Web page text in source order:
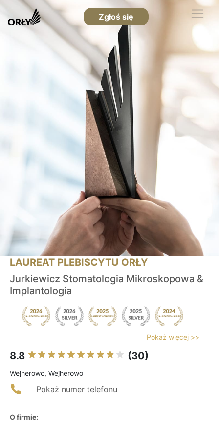
Zgłoś się
LAUREAT PLEBISCYTU ORŁY
Jurkiewicz Stomatologia Mikroskopowa &
Implantologia
Pokaż więcej >>
8.8 (30)
Wejherowo, Wejherowo
Pokaż numer telefonu
O firmie: